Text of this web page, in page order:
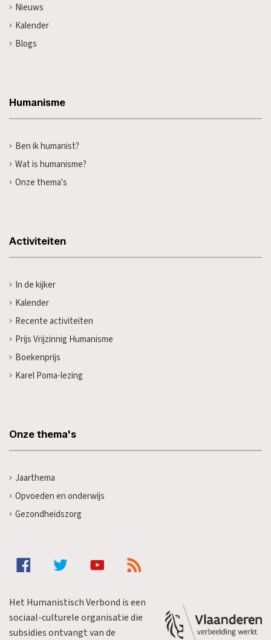
Nieuws
Kalender
Blogs
Humanisme
Ben ik humanist?
Wat is humanisme?
Onze thema's
Activiteiten
In de kijker
Kalender
Recente activiteiten
Prijs Vrijzinnig Humanisme
Boekenprijs
Karel Poma-lezing
Onze thema's
Jaarthema
Opvoeden en onderwijs
Gezondheidszorg
Het Humanistisch Verbond is een
sociaal-culturele organisatie die
subsidies ontvangt van de